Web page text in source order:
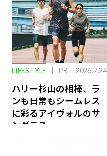
LIFESTYLE PR 2026.7.24
ハリー杉山の相棒、ラ
ンも日常もシームレス
に彩るアイヴォルのサ
ングラス